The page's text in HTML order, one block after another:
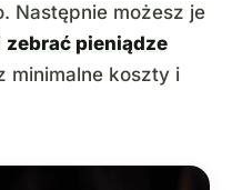
Następnie możesz je
zebrać pieniądze
minimalne koszty i